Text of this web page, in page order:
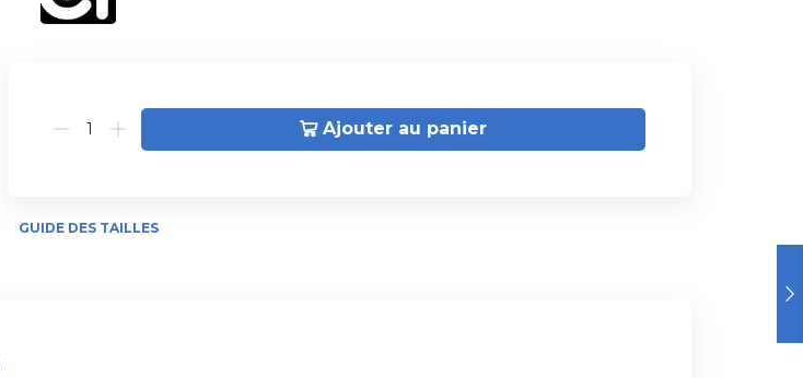
Ajouter au panier
Alternative:
GUIDE DES TAILLES